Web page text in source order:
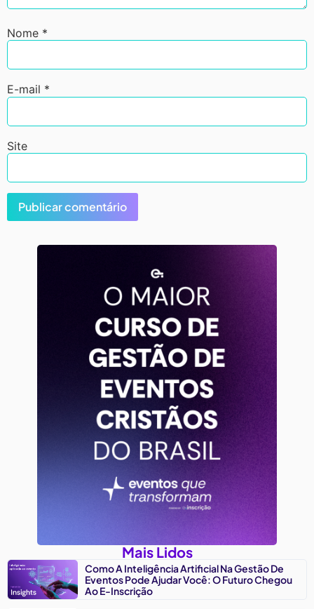
Nome *
E-mail *
Site
Mais Lidos
Como A Inteligência Artificial Na Gestão De
Eventos Pode Ajudar Você: O Futuro Chegou
Ao E-Inscrição